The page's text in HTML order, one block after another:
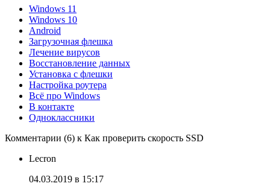
Windows 11
Windows 10
Android
Загрузочная флешка
Лечение вирусов
Восстановление данных
Установка с флешки
Настройка роутера
Всё про Windows
В контакте
Одноклассники
Комментарии (6) к Как проверить скорость SSD
Lecron
04.03.2019 в 15:17